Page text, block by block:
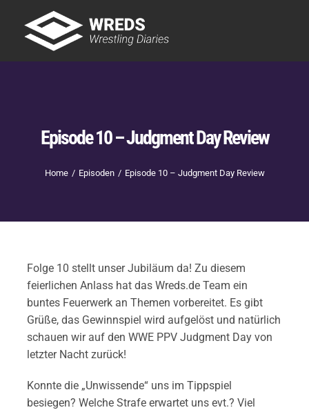
content
Episode 10 – Judgment Day Review
Home Episoden Episode 10 – Judgment Day Review
Folge 10 stellt unser Jubiläum da! Zu diesem
feierlichen Anlass hat das Wreds.de Team ein
buntes Feuerwerk an Themen vorbereitet. Es gibt
Grüße, das Gewinnspiel wird aufgelöst und natürlich
schauen wir auf den WWE PPV Judgment Day von
letzter Nacht zurück!
Konnte die „Unwissende“ uns im Tippspiel
besiegen? Welche Strafe erwartet uns evt.? Viel